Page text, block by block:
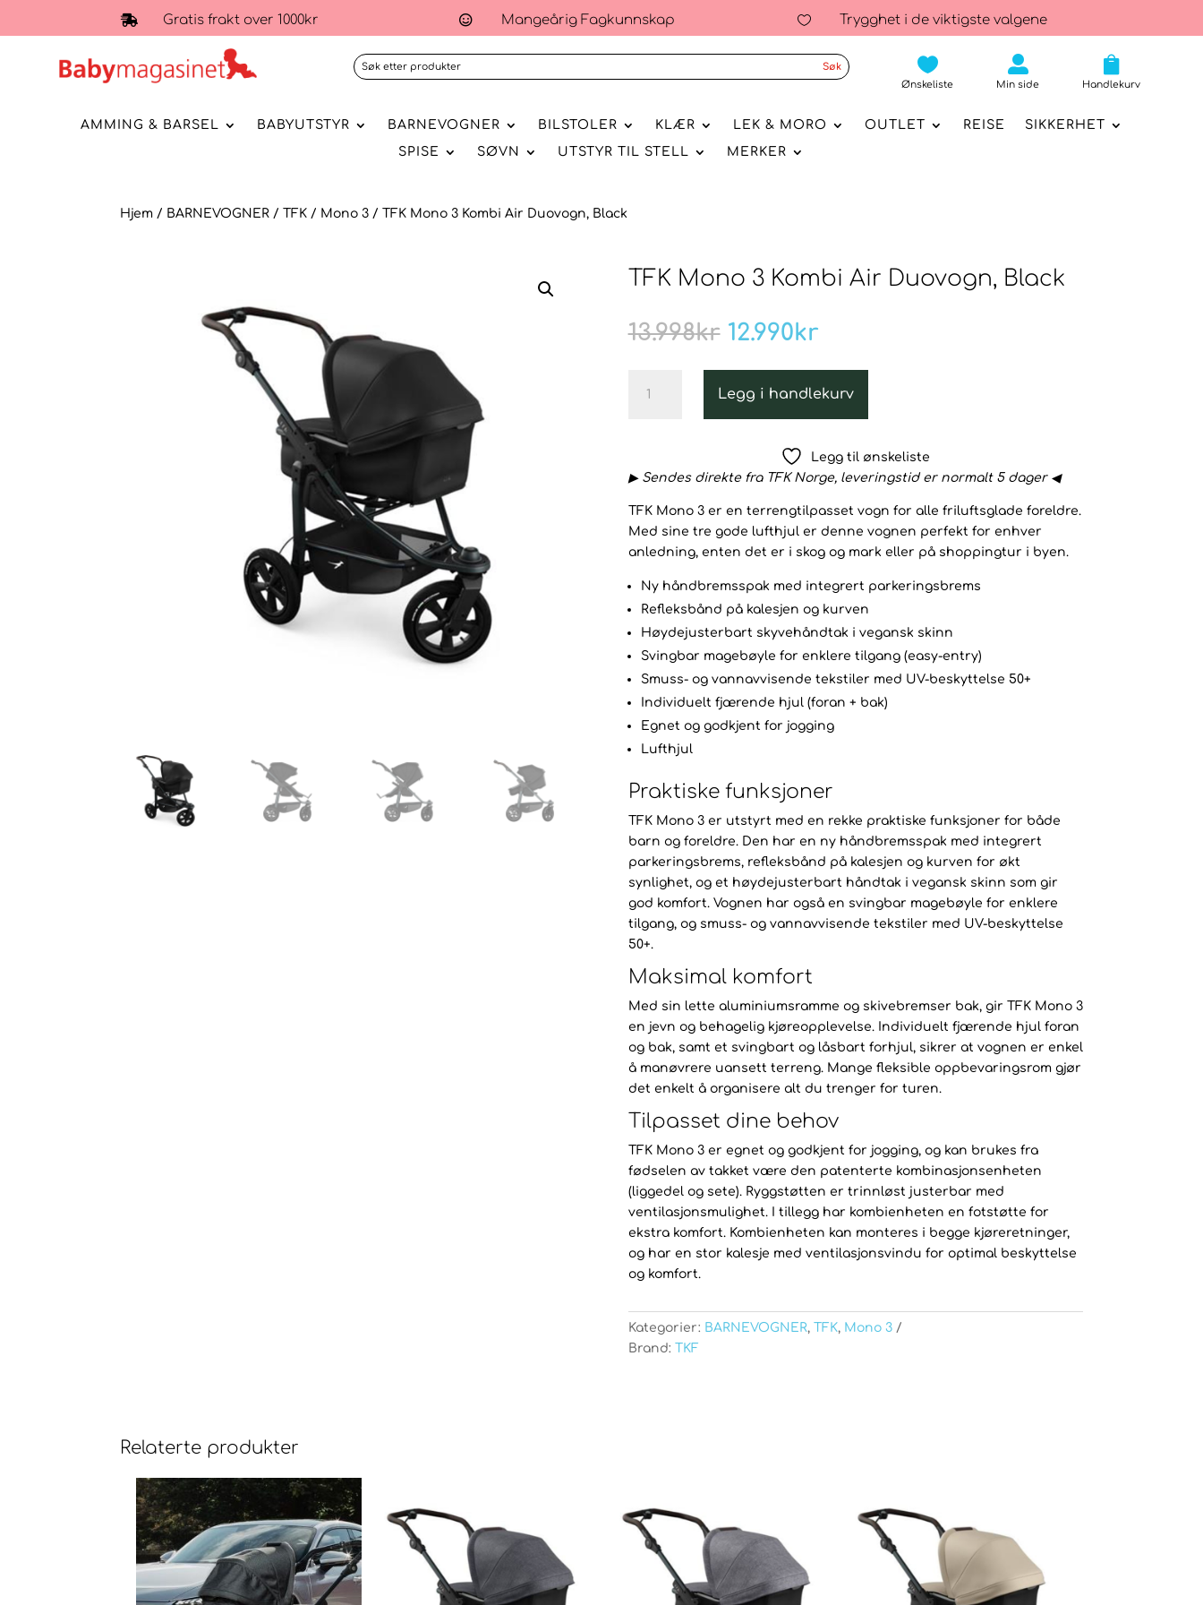
 Gratis frakt over 1000kr  Mangeårig Fagkunnskap  Trygghet i de viktigste valgene

Ønskeliste

Min side

Handlekurv
AMMING & BARSEL BABYUTSTYR BARNEVOGNER BILSTOLER KLÆR LEK & MORO OUTLET REISE
SIKKERHET
SPISE
SØVN UTSTYR TIL STELL MERKER
Hjem / BARNEVOGNER / TFK / Mono 3 / TFK Mono 3 Kombi Air Duovogn, Black
TFK Mono 3 Kombi Air Duovogn, Black
13.998kr Opprinnelig
var:
13.998kr.
12.990krNåværende
er:
12.990kr.
Mono
Duovogn,
Black
antall
Legg i handlekurv
Legg til ønskeliste
▶ Sendes direkte fra TFK Norge, leveringstid er normalt 5 dager ◀
TFK Mono 3 er en terrengtilpasset vogn for alle friluftsglade foreldre.
Med sine tre gode lufthjul er denne vognen perfekt for enhver
anledning, enten det er i skog og mark eller på shoppingtur i byen.
Ny håndbremsspak med integrert parkeringsbrems
Refleksbånd på kalesjen og kurven
Høydejusterbart skyvehåndtak i vegansk skinn
Svingbar magebøyle for enklere tilgang (easy-entry)
Smuss- og vannavvisende tekstiler med UV-beskyttelse 50+
Individuelt fjærende hjul (foran + bak)
Egnet og godkjent for jogging
Lufthjul
Praktiske funksjoner
TFK Mono 3 er utstyrt med en rekke praktiske funksjoner for både
barn og foreldre. Den har en ny håndbremsspak med integrert
parkeringsbrems, refleksbånd på kalesjen og kurven for økt
synlighet, og et høydejusterbart håndtak i vegansk skinn som gir
god komfort. Vognen har også en svingbar magebøyle for enklere
tilgang, og smuss- og vannavvisende tekstiler med UV-beskyttelse
50+.
Maksimal komfort
Med sin lette aluminiumsramme og skivebremser bak, gir TFK Mono 3
en jevn og behagelig kjøreopplevelse. Individuelt fjærende hjul foran
og bak, samt et svingbart og låsbart forhjul, sikrer at vognen er enkel
å manøvrere uansett terreng. Mange fleksible oppbevaringsrom gjør
det enkelt å organisere alt du trenger for turen.
Tilpasset dine behov
TFK Mono 3 er egnet og godkjent for jogging, og kan brukes fra
fødselen av takket være den patenterte kombinasjonsenheten
(liggedel og sete). Ryggstøtten er trinnløst justerbar med
ventilasjonsmulighet. I tillegg har kombienheten en fotstøtte for
ekstra komfort. Kombienheten kan monteres i begge kjøreretninger,
og har en stor kalesje med ventilasjonsvindu for optimal beskyttelse
og komfort.
Kategorier: BARNEVOGNER, TFK, Mono 3
Brand: TKF
Relaterte produkter